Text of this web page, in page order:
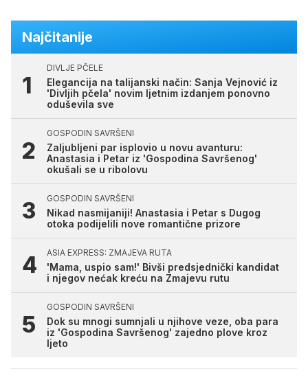
Najčitanije
DIVLJE PČELE
Elegancija na talijanski način: Sanja Vejnović iz
'Divljih pčela' novim ljetnim izdanjem ponovno
oduševila sve
GOSPODIN SAVRŠENI
Zaljubljeni par isplovio u novu avanturu:
Anastasia i Petar iz 'Gospodina Savršenog'
okušali se u ribolovu
GOSPODIN SAVRŠENI
Nikad nasmijaniji! Anastasia i Petar s Dugog
otoka podijelili nove romantične prizore
ASIA EXPRESS: ZMAJEVA RUTA
'Mama, uspio sam!' Bivši predsjednički kandidat
i njegov nećak kreću na Zmajevu rutu
GOSPODIN SAVRŠENI
Dok su mnogi sumnjali u njihove veze, oba para
iz 'Gospodina Savršenog' zajedno plove kroz
ljeto